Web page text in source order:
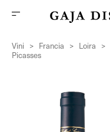
Vini > Francia > Loira >
Picasses